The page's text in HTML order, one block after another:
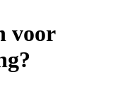
voor